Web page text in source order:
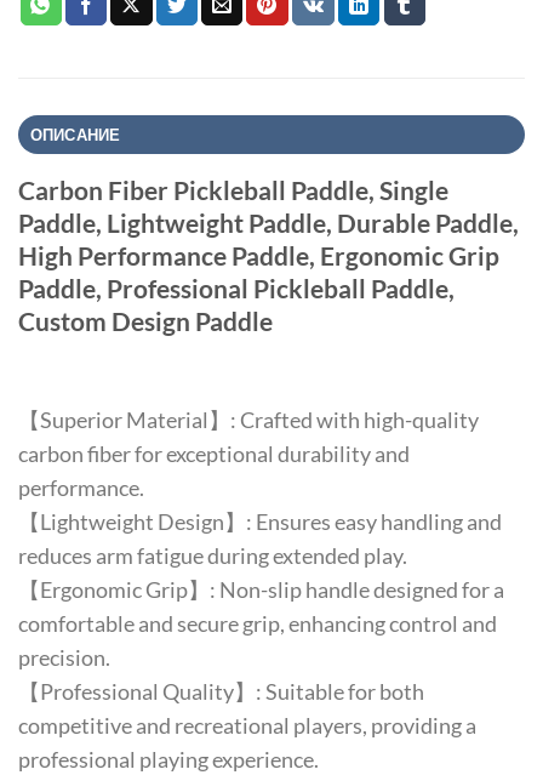
ОПИСАНИЕ
Carbon Fiber Pickleball Paddle, Single
Paddle, Lightweight Paddle, Durable Paddle,
High Performance Paddle, Ergonomic Grip
Paddle, Professional Pickleball Paddle,
Custom Design Paddle
【Superior Material】: Crafted with high-quality
carbon fiber for exceptional durability and
performance.
【Lightweight Design】: Ensures easy handling and
reduces arm fatigue during extended play.
【Ergonomic Grip】: Non-slip handle designed for a
comfortable and secure grip, enhancing control and
precision.
【Professional Quality】: Suitable for both
competitive and recreational players, providing a
professional playing experience.